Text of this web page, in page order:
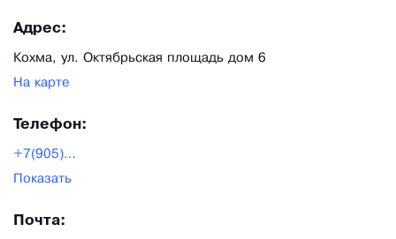
Адрес:
Кохма, ул. Октябрьская площадь дом 6
На карте
Телефон:
+7(905)1079701
Показать
Почта: